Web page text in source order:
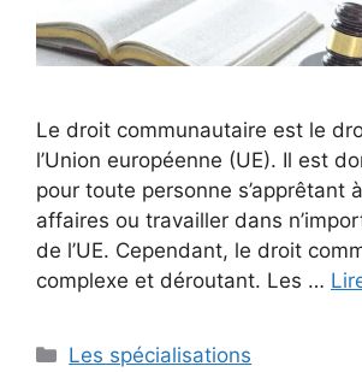
Le droit communautaire est le
l’Union européenne (UE). Il est
pour toute personne s’apprêtant
affaires ou travailler dans
de l’UE. Cependant, le droit
complexe et déroutant. Les …
Catégories
Les spécialisations